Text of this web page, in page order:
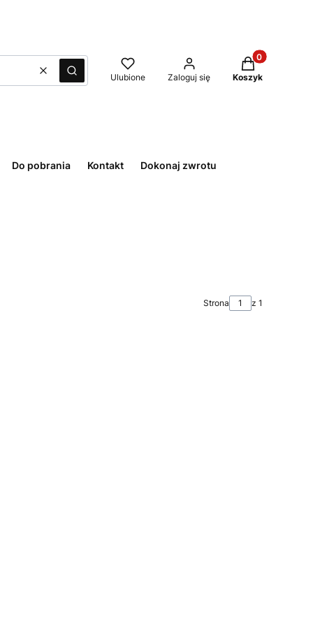
WyczyśćSzukaj Ulubione Zaloguj się
Produkty w
Koszyk
Do pobrania Kontakt Dokonaj zwrotu
Strona z 1